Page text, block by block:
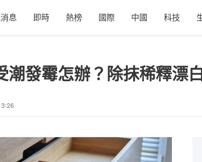
息 即時 熱榜 國際 中國 科技
潮發霉怎辦？除抹稀釋